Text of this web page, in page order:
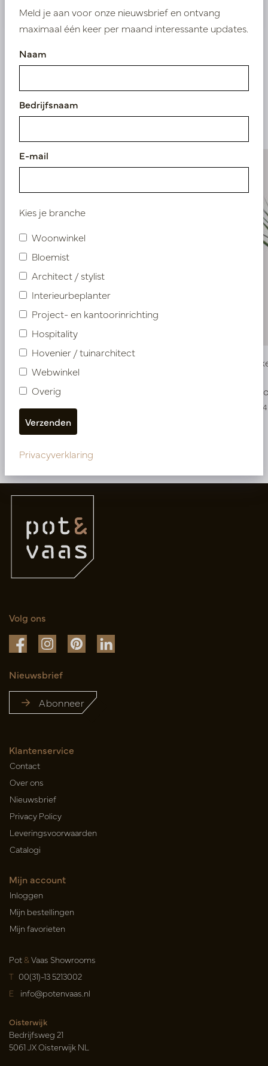
Vergelijkbare
producten
Aloe Vera Steker Groen H61
Op voorraad
PV54.517691
Gras
Op
PV04.418654
Meer van UV-bestendige planten
Volg ons
Nieuwsbrief
Abonneer
Klantenservice
Contact
Over ons
Nieuwsbrief
Privacy Policy
Leveringsvoorwaarden
Catalogi
Mijn account
Inloggen
Mijn bestellingen
Mijn favorieten
Pot&Vaas Showrooms
T 00(31)-13 5213002
E info@potenvaas.nl
Oisterwijk
Bedrijfsweg 21
5061 JX Oisterwijk NL
Meld je aan voor onze nieuwsbrief en ontvang
maximaal één keer per maand interessante updates.
Naam
Bedrijfsnaam
E-mail
Kies je branche
Woonwinkel
Bloemist
Architect / stylist
Interieurbeplanter
Project- en kantoorinrichting
Hospitality
Hovenier / tuinarchitect
Webwinkel
Overig
Privacyverklaring